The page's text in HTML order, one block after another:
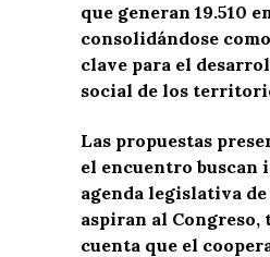
que generan 19.510
consolidándose
clave para el
social de los
Las propuestas
el encuentro buscan
agenda legislativa
aspiran al Congreso,
cuenta que el